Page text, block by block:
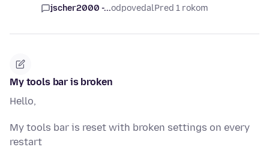
jscher2000 -...odpovedalPred 1 rokom
My tools bar is broken
Hello,
My tools bar is reset with broken settings on every
restart